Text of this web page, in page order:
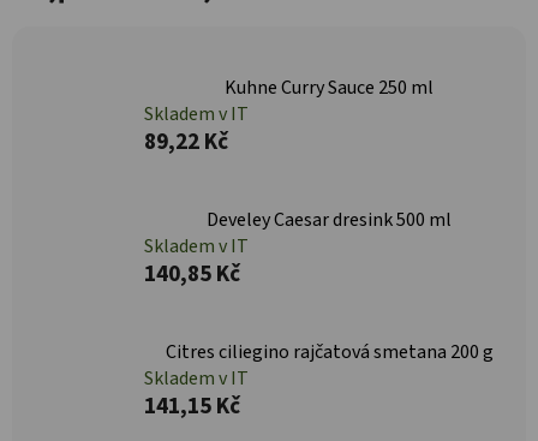
Kuhne Curry Sauce 250 ml
Skladem v IT
89,22 Kč
Develey Caesar dresink 500 ml
Skladem v IT
140,85 Kč
Citres ciliegino rajčatová smetana 200 g
Skladem v IT
141,15 Kč